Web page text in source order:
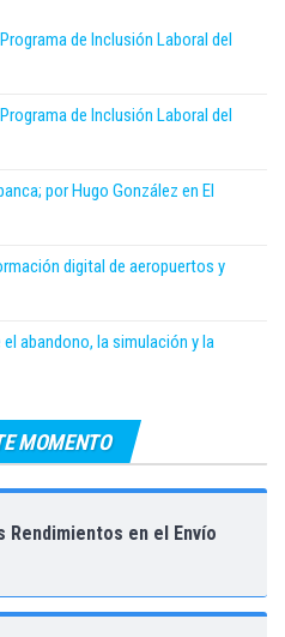
de Inclusión Laboral del
de Inclusión Laboral del
por Hugo González en El
digital de aeropuertos y
abandono, la simulación y la
MOMENTO
Rendimientos en el Envío